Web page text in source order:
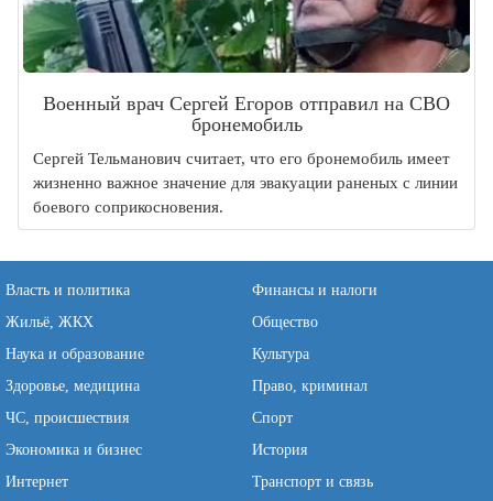
Военный врач Сергей Егоров отправил на СВО
бронемобиль
Сергей Тельманович считает, что его бронемобиль имеет
жизненно важное значение для эвакуации раненых с линии
боевого соприкосновения.
Власть и политика
Финансы и налоги
Жильё, ЖКХ
Общество
Наука и образование
Культура
Здоровье, медицина
Право, криминал
ЧС, происшествия
Спорт
Экономика и бизнес
История
Интернет
Транспорт и связь